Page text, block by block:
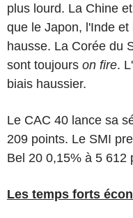
plus lourd. La Chine
que le Japon, l'Inde
hausse. La Corée du
sont toujours on fire.
biais haussier.
Le CAC 40 lance sa
209 points. Le SMI
Bel 20 0,15% à 5 612
Les temps forts